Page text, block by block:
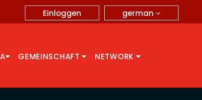
german
Einloggen
GEMEINSCHAFT NETWORK